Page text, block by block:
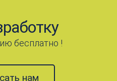
бесплатно !
нам